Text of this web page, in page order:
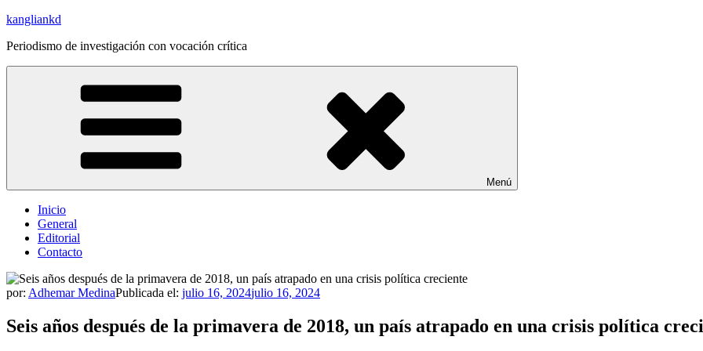
Saltar
contenido
kangliankd
Periodismo de investigación con vocación crítica
Menú
Inicio
General
Editorial
Contacto
por: Adhemar MedinaPublicada el: julio 16, 2024julio 16, 2024
Seis años después de la primavera de 2018, un país atrapado en una crisis política